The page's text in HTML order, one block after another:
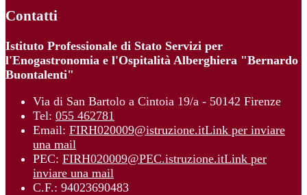
Contatti
Istituto Professionale di Stato Servizi per
l'Enogastronomia e l'Ospitalità Alberghiera "Bernardo
Buontalenti"
Via di San Bartolo a Cintoia 19/a - 50142 Firenze
Tel: 055 462781
Email: FIRH020009@istruzione.itLink per inviare
una mail
PEC: FIRH020009@PEC.istruzione.itLink per
inviare una mail
C.F.: 94023690483